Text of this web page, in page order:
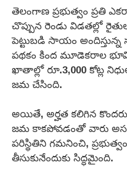
తెలంగాణ ప్రభుత్వం ప్రతి
చొప్పున రెండు విడతల్లో
పెట్టుబడి సాయం
పథకం కింద మూడెకరాల
ఖాతాల్లో రూ.3,000 కోట్ల
జమ చేసింది.
అయితే, అర్హత కలిగిన
జమ కాకపోవడంతో వారు
పరిస్థితిని గమనించి,
తీసుకునేందుకు సిద్ధమైంది.